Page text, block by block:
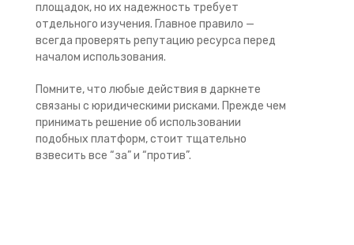
площадок, но их надежность требует
отдельного изучения. Главное правило —
всегда проверять репутацию ресурса перед
началом использования.
Помните, что любые действия в даркнете
связаны с юридическими рисками. Прежде чем
принимать решение об использовании
подобных платформ, стоит тщательно
взвесить все “за” и “против”.